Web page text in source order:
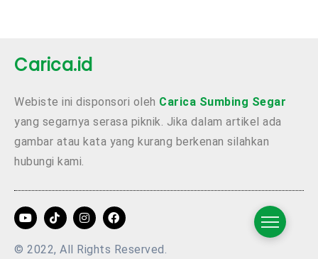
Carica.id
Webiste ini disponsori oleh Carica Sumbing Segar
yang segarnya serasa piknik. Jika dalam artikel ada
gambar atau kata yang kurang berkenan silahkan
hubungi kami.
© 2022, All Rights Reserved.